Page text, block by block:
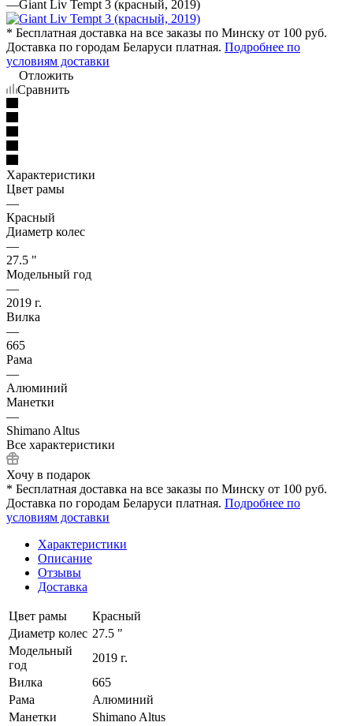
—Giant Liv Tempt 3 (красный, 2019)
* Бесплатная доставка на все заказы по Минску от 100 руб.
Доставка по городам Беларуси платная. Подробнее по
условиям доставки
Отложить
Сравнить
Характеристики
Цвет рамы
—
Красный
Диаметр колес
—
27.5 "
Модельный год
—
2019 г.
Вилка
—
665
Рама
—
Алюминий
Манетки
—
Shimano Altus
Все характеристики
Хочу в подарок
* Бесплатная доставка на все заказы по Минску от 100 руб.
Доставка по городам Беларуси платная. Подробнее по
условиям доставки
Характеристики
Описание
Отзывы
Доставка
Цвет рамы
Красный
Диаметр колес 27.5 "
Модельный
год
2019 г.
Вилка
665
Рама
Алюминий
Манетки
Shimano Altus